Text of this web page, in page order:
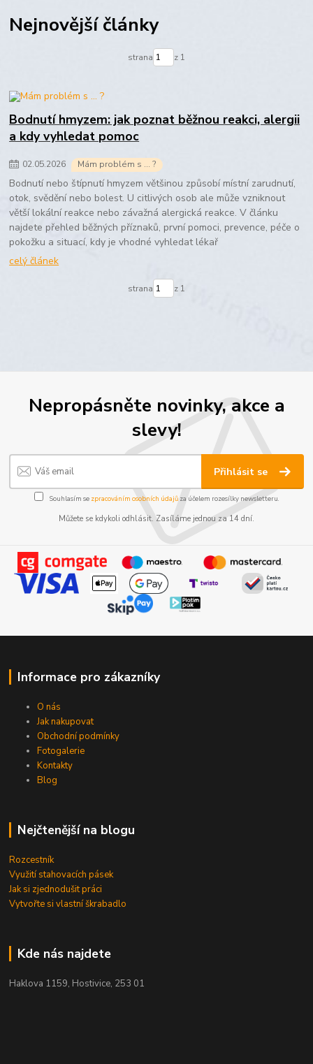
Nejnovější články
strana z 1
Bodnutí hmyzem: jak poznat běžnou reakci, alergii
a kdy vyhledat pomoc
02.05.2026 Mám problém s ... ?
Bodnutí nebo štípnutí hmyzem většinou způsobí místní zarudnutí,
otok, svědění nebo bolest. U citlivých osob ale může vzniknout
větší lokální reakce nebo závažná alergická reakce. V článku
najdete přehled běžných příznaků, první pomoci, prevence, péče o
pokožku a situací, kdy je vhodné vyhledat lékař
celý článek
strana z 1
Nepropásněte novinky, akce a
slevy!
Přihlásit se
Souhlasím se zpracováním osobních údajůza účelem rozesílky newsletteru.
Můžete se kdykoli odhlásit. Zasíláme jednou za 14 dní.
Informace pro zákazníky
O nás
Jak nakupovat
Obchodní podmínky
Fotogalerie
Kontakty
Blog
Nejčtenější na blogu
Rozcestník
Využití stahovacích pásek
Jak si zjednodušit práci
Vytvořte si vlastní škrabadlo
Kde nás najdete
Haklova 1159, Hostivice, 253 01